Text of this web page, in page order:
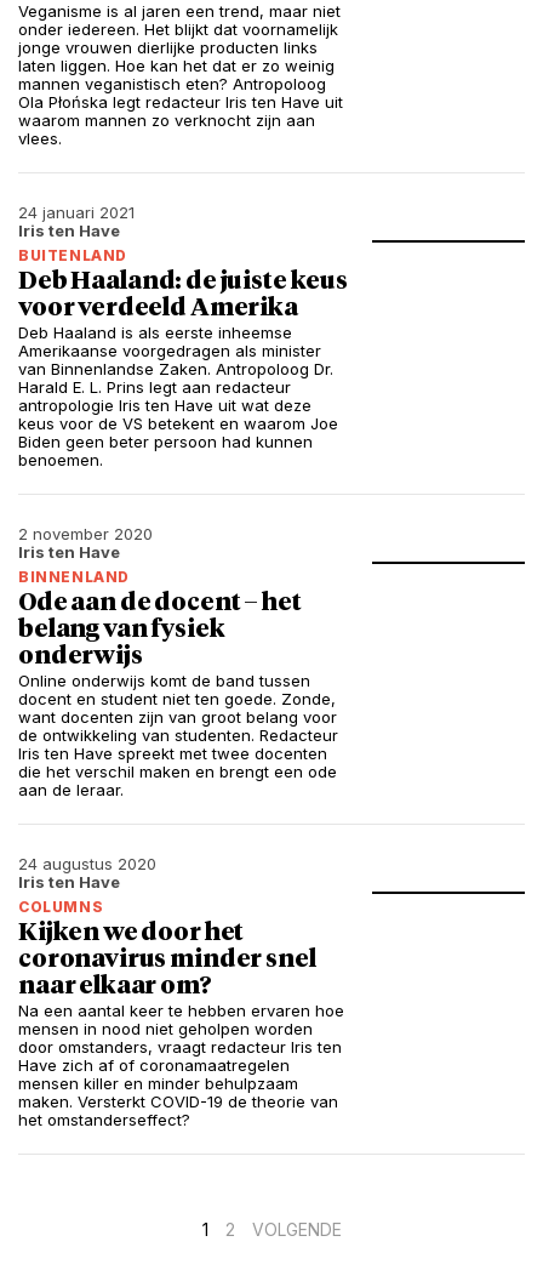
Veganisme is al jaren een trend, maar niet
onder iedereen. Het blijkt dat voornamelijk
jonge vrouwen dierlijke producten links
laten liggen. Hoe kan het dat er zo weinig
mannen veganistisch eten? Antropoloog
Ola Płońska legt redacteur Iris ten Have uit
waarom mannen zo verknocht zijn aan
vlees.
24 januari 2021
Iris ten Have
BUITENLAND
Deb Haaland: de juiste keus
voor verdeeld Amerika
Deb Haaland is als eerste inheemse
Amerikaanse voorgedragen als minister
van Binnenlandse Zaken. Antropoloog Dr.
Harald E. L. Prins legt aan redacteur
antropologie Iris ten Have uit wat deze
keus voor de VS betekent en waarom Joe
Biden geen beter persoon had kunnen
benoemen.
2 november 2020
Iris ten Have
BINNENLAND
Ode aan de docent – het
belang van fysiek
onderwijs
Online onderwijs komt de band tussen
docent en student niet ten goede. Zonde,
want docenten zijn van groot belang voor
de ontwikkeling van studenten. Redacteur
Iris ten Have spreekt met twee docenten
die het verschil maken en brengt een ode
aan de leraar.
24 augustus 2020
Iris ten Have
COLUMNS
Kijken we door het
coronavirus minder snel
naar elkaar om?
Na een aantal keer te hebben ervaren hoe
mensen in nood niet geholpen worden
door omstanders, vraagt redacteur Iris ten
Have zich af of coronamaatregelen
mensen killer en minder behulpzaam
maken. Versterkt COVID-19 de theorie van
het omstanderseffect?
Berichten1 2 VOLGENDE